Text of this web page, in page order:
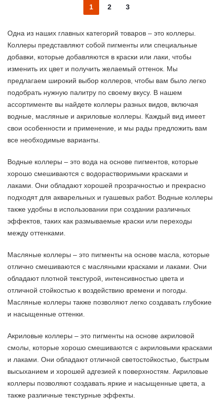
1 2 3
Одна из наших главных категорий товаров – это коллеры.
Коллеры представляют собой пигменты или специальные
добавки, которые добавляются в краски или лаки, чтобы
изменить их цвет и получить желаемый оттенок. Мы
предлагаем широкий выбор коллеров, чтобы вам было легко
подобрать нужную палитру по своему вкусу. В нашем
ассортименте вы найдете коллеры разных видов, включая
водные, масляные и акриловые коллеры. Каждый вид имеет
свои особенности и применение, и мы рады предложить вам
все необходимые варианты.
Водные коллеры – это вода на основе пигментов, которые
хорошо смешиваются с водорастворимыми красками и
лаками. Они обладают хорошей прозрачностью и прекрасно
подходят для акварельных и гуашевых работ. Водные коллеры
также удобны в использовании при создании различных
эффектов, таких как размываемые краски или переходы
между оттенками.
Масляные коллеры – это пигменты на основе масла, которые
отлично смешиваются с масляными красками и лаками. Они
обладают плотной текстурой, интенсивностью цвета и
отличной стойкостью к воздействию времени и погоды.
Масляные коллеры также позволяют легко создавать глубокие
и насыщенные оттенки.
Акриловые коллеры – это пигменты на основе акриловой
смолы, которые хорошо смешиваются с акриловыми красками
и лаками. Они обладают отличной светостойкостью, быстрым
высыханием и хорошей адгезией к поверхностям. Акриловые
коллеры позволяют создавать яркие и насыщенные цвета, а
также различные текстурные эффекты.